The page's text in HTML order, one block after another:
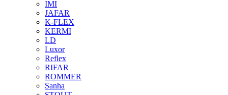
IMI
JAFAR
K-FLEX
KERMI
LD
Luxor
Reflex
RIFAR
ROMMER
Sanha